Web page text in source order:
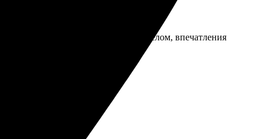
в срок, упаковка хорошая. В целом, впечатления